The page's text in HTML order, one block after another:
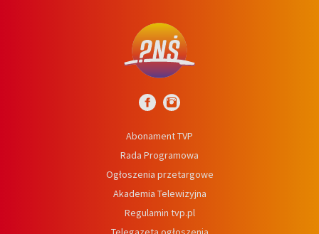
Abonament TVP
Rada Programowa
Ogłoszenia przetargowe
Akademia Telewizyjna
Regulamin tvp.pl